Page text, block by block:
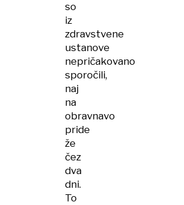
so
iz
zdravstvene
ustanove
nepričakovano
sporočili,
naj
na
obravnavo
pride
že
čez
dva
dni.
To